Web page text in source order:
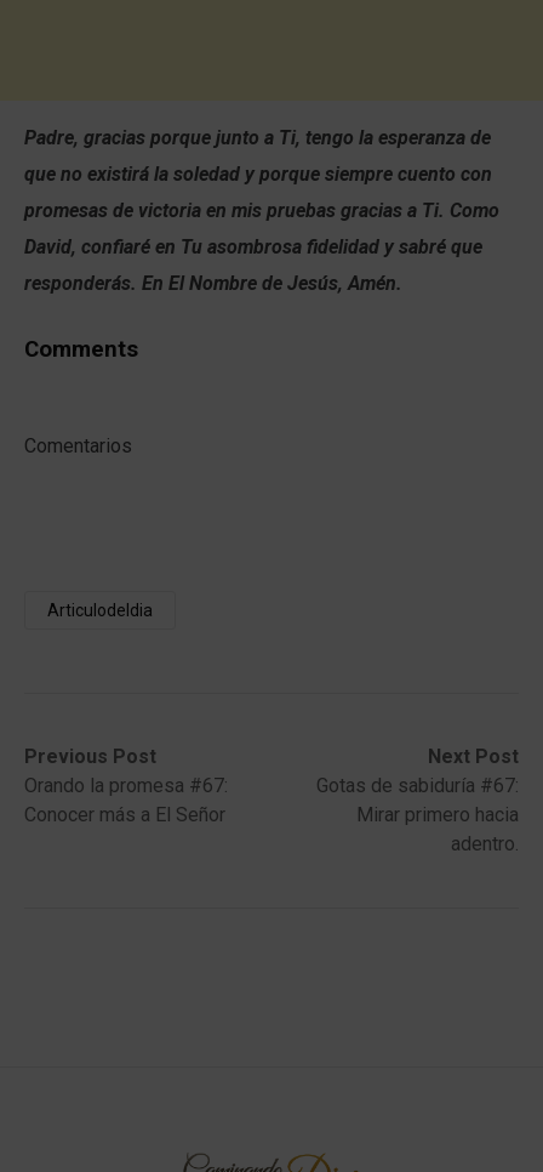
Padre, gracias porque junto a Ti, tengo la esperanza de
que no existirá la soledad y porque siempre cuento con
promesas de victoria en mis pruebas gracias a Ti. Como
David, confiaré en Tu asombrosa fidelidad y sabré que
responderás. En El Nombre de Jesús, Amén.
Comments
Comentarios
Articulodeldia
Post
navigation
Previous Post
Previous
post:Orando la promesa #67:
Conocer más a El Señor
Next Post
Next
post:
Gotas de sabiduría #67:
Mirar primero hacia
adentro.